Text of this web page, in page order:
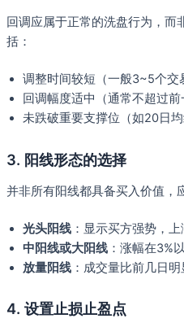
回调应属于正常的洗盘行为，而
括：
调整时间较短（一般3~5个交
回调幅度适中（通常不超过前
未跌破重要支撑位（如20日均
3. 阳线形态的选择
并非所有阳线都具备买入价值，
光头阳线 ：显示买方强势，
中阳线或大阳线 ：涨幅在3%
放量阳线 ：成交量比前几日
4. 设置止损止盈点